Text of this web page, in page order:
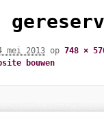
mei 2013 op748 ×
bouwen